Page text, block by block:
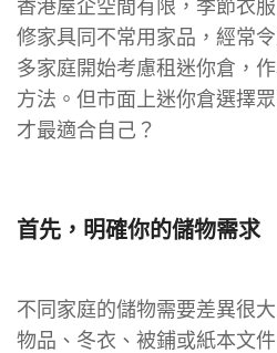
香港屋企空間有限，季節衣
修家具同不常用家品，經常
多家庭開始考慮租迷你倉，
方法。但市面上迷你倉選擇
才最適合自己？
首先，明確你的儲物需求
不同家庭的儲物需要差異很
物品、冬衣、被鋪或紙本文